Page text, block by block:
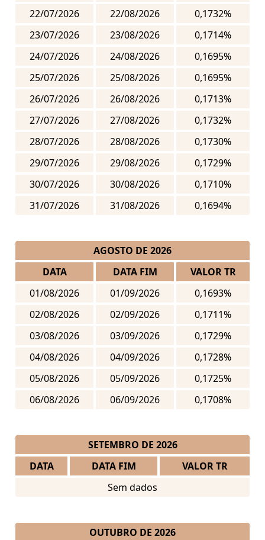
22/07/2026
22/08/2026
0,1732%
23/07/2026
23/08/2026
0,1714%
24/07/2026
24/08/2026
0,1695%
25/07/2026
25/08/2026
0,1695%
26/07/2026
26/08/2026
0,1713%
27/07/2026
27/08/2026
0,1732%
28/07/2026
28/08/2026
0,1730%
29/07/2026
29/08/2026
0,1729%
30/07/2026
30/08/2026
0,1710%
31/07/2026
31/08/2026 0,1694%
AGOSTO DE 2026
DATA
DATA FIM
VALOR TR
01/08/2026
01/09/2026
0,1693%
02/08/2026
02/09/2026
0,1711%
03/08/2026
03/09/2026
0,1729%
04/08/2026
04/09/2026
0,1728%
05/08/2026
05/09/2026
0,1725%
06/08/2026
06/09/2026 0,1708%
SETEMBRO DE 2026
DATA
DATA FIM
VALOR TR
Sem dados
OUTUBRO DE 2026